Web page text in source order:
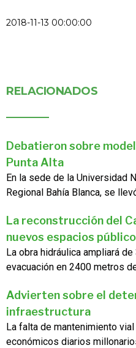
2018-11-13 00:00:00
RELACIONADOS
Debatieron sobre
Punta Alta
En la sede de la Universidad
Regional Bahía Blanca, se
La reconstrucción del
nuevos espacios
La obra hidráulica ampliará
evacuación en 2400 metros
Advierten sobre el
infraestructura
La falta de mantenimiento
económicos diarios